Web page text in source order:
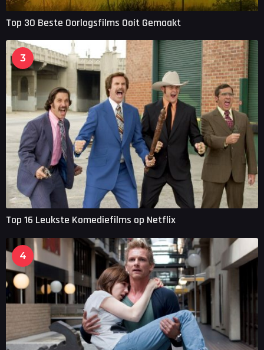
Top 30 Beste Oorlogsfilms Ooit Gemaakt
3
Top 16 Leukste Komediefilms op Netflix
4